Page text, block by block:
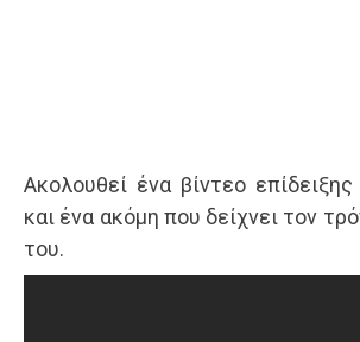
Ακολουθεί ένα βίντεο
και ένα ακόμη που δείχνει τον
του.